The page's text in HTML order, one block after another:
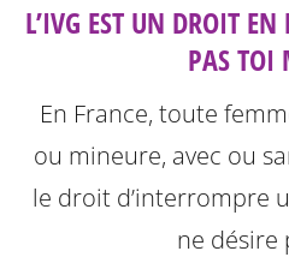
L’IVG EST UN DROIT
PAS TOI
En France, toute
ou mineure, avec ou
le droit d’interrompre
ne désire